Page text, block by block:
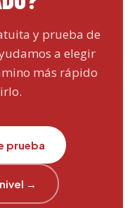
y prueba de
a elegir
más rápido
prueba
→